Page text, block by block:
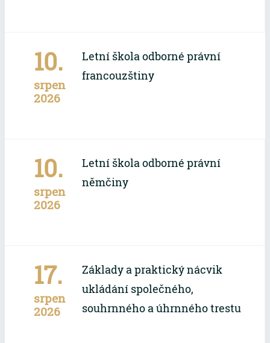
10.
srpen
2026
Letní škola odborné právní
francouzštiny
10.
srpen
2026
Letní škola odborné právní
němčiny
17.
srpen
2026
Základy a praktický nácvik
ukládání společného,
souhrnného a úhrnného trestu